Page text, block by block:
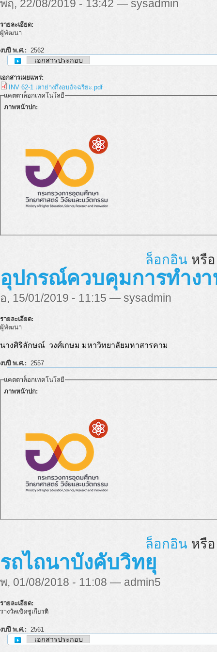
พฤ, 22/08/2019 - 13:42 — sysadmin
รายละเอียด:
ผู้พัฒนา
งบปี พ.ศ.: 2562
เอกสารประกอบ
เอกสารเผยแพร่:
INV 62-1 เตาย่างกึ่งอบอัจฉริยะ.pdf
แคตตาล็อกเทคโนโลยี
ภาพหน้าปก:
ล็อกอิน หรื
อุปกรณ์ควบคุมการทำง
อ, 15/01/2019 - 11:15 — sysadmin
รายละเอียด:
ผู้พัฒนา
นางศิริลักษณ์ วงศ์เกษม มหาวิทยาลัยมหาสารคาม
งบปี พ.ศ.: 2557
แคตตาล็อกเทคโนโลยี
ภาพหน้าปก:
ล็อกอิน หรื
รถไถนาบังคับวิทยุ
พ, 01/08/2018 - 11:08 — admin5
รายละเอียด:
รางวัลเชิดชูเกียรติ
งบปี พ.ศ.: 2561
เอกสารประกอบ